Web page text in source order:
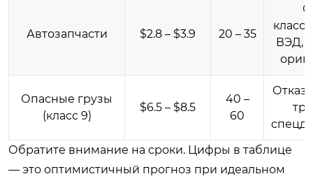
Автозапчасти $2.8 – $3.9 20 – 35
ВЭД,
Опасные грузы
(класс 9)
$6.5 – $8.5
40 –
60
Отказ
Обратите внимание на сроки. Цифры в таблице
— это оптимистичный прогноз при идеальном